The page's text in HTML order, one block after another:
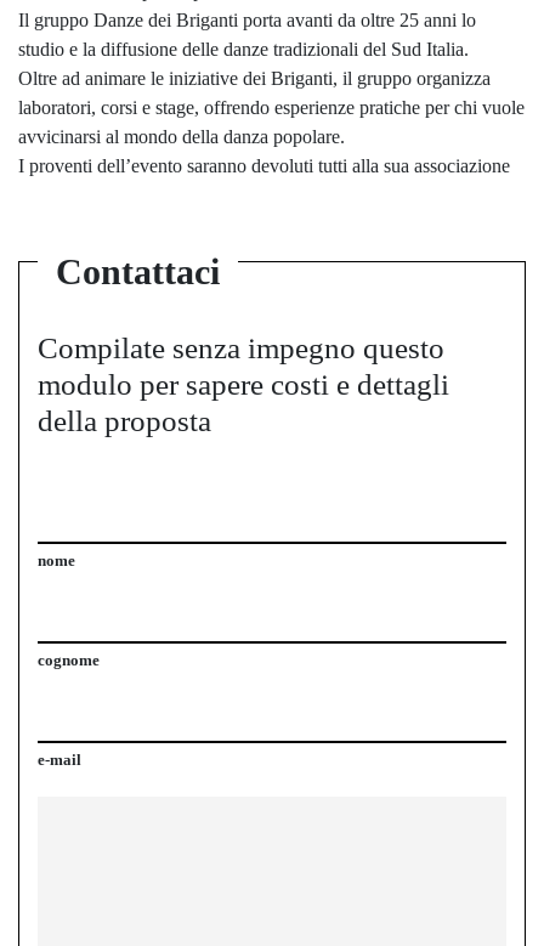
Il gruppo Danze dei Briganti porta avanti da oltre 25 anni lo
studio e la diffusione delle danze tradizionali del Sud Italia.
Oltre ad animare le iniziative dei Briganti, il gruppo organizza
laboratori, corsi e stage, offrendo esperienze pratiche per chi vuole
avvicinarsi al mondo della danza popolare.
I proventi dell’evento saranno devoluti tutti alla sua associazione
Contattaci
Compilate senza impegno questo
modulo per sapere costi e dettagli
della proposta
nome
cognome
e-mail